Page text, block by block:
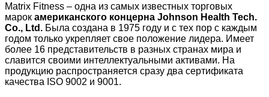
Matrix Fitness – одна из самых известных торговых
марок американского концерна Johnson Health Tech.
Co., Ltd. Была создана в 1975 году и с тех пор с каждым
годом только укрепляет свое положение лидера. Имеет
более 16 представительств в разных странах мира и
славится своими интеллектуальными активами. На
продукцию распространяется сразу два сертификата
качества ISO 9002 и 9001.